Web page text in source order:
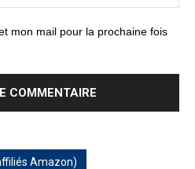
mon mail pour la prochaine fois
Amazon)